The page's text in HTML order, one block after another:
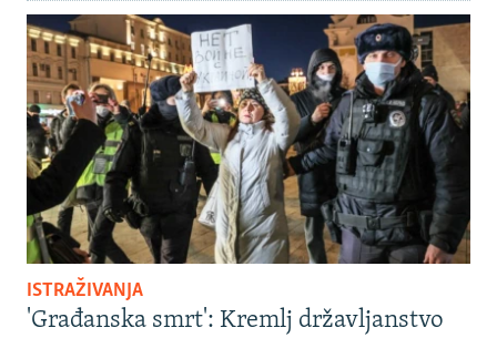
ISTRAŽIVANJA
'Građanska smrt': Kremlj državljanstvo